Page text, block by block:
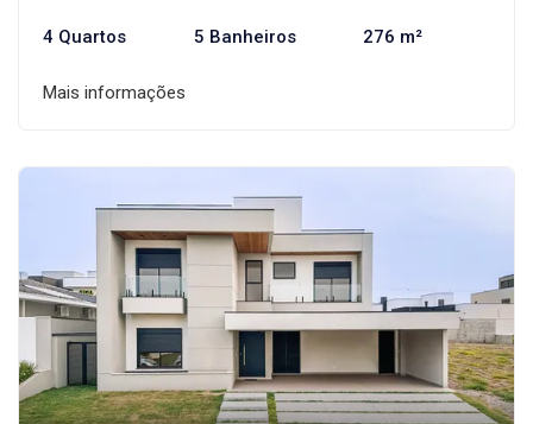
4 Quartos 5 Banheiros 276 m²
Mais informações